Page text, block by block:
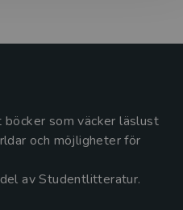
som väcker läslust
och möjligheter för
av Studentlitteratur.